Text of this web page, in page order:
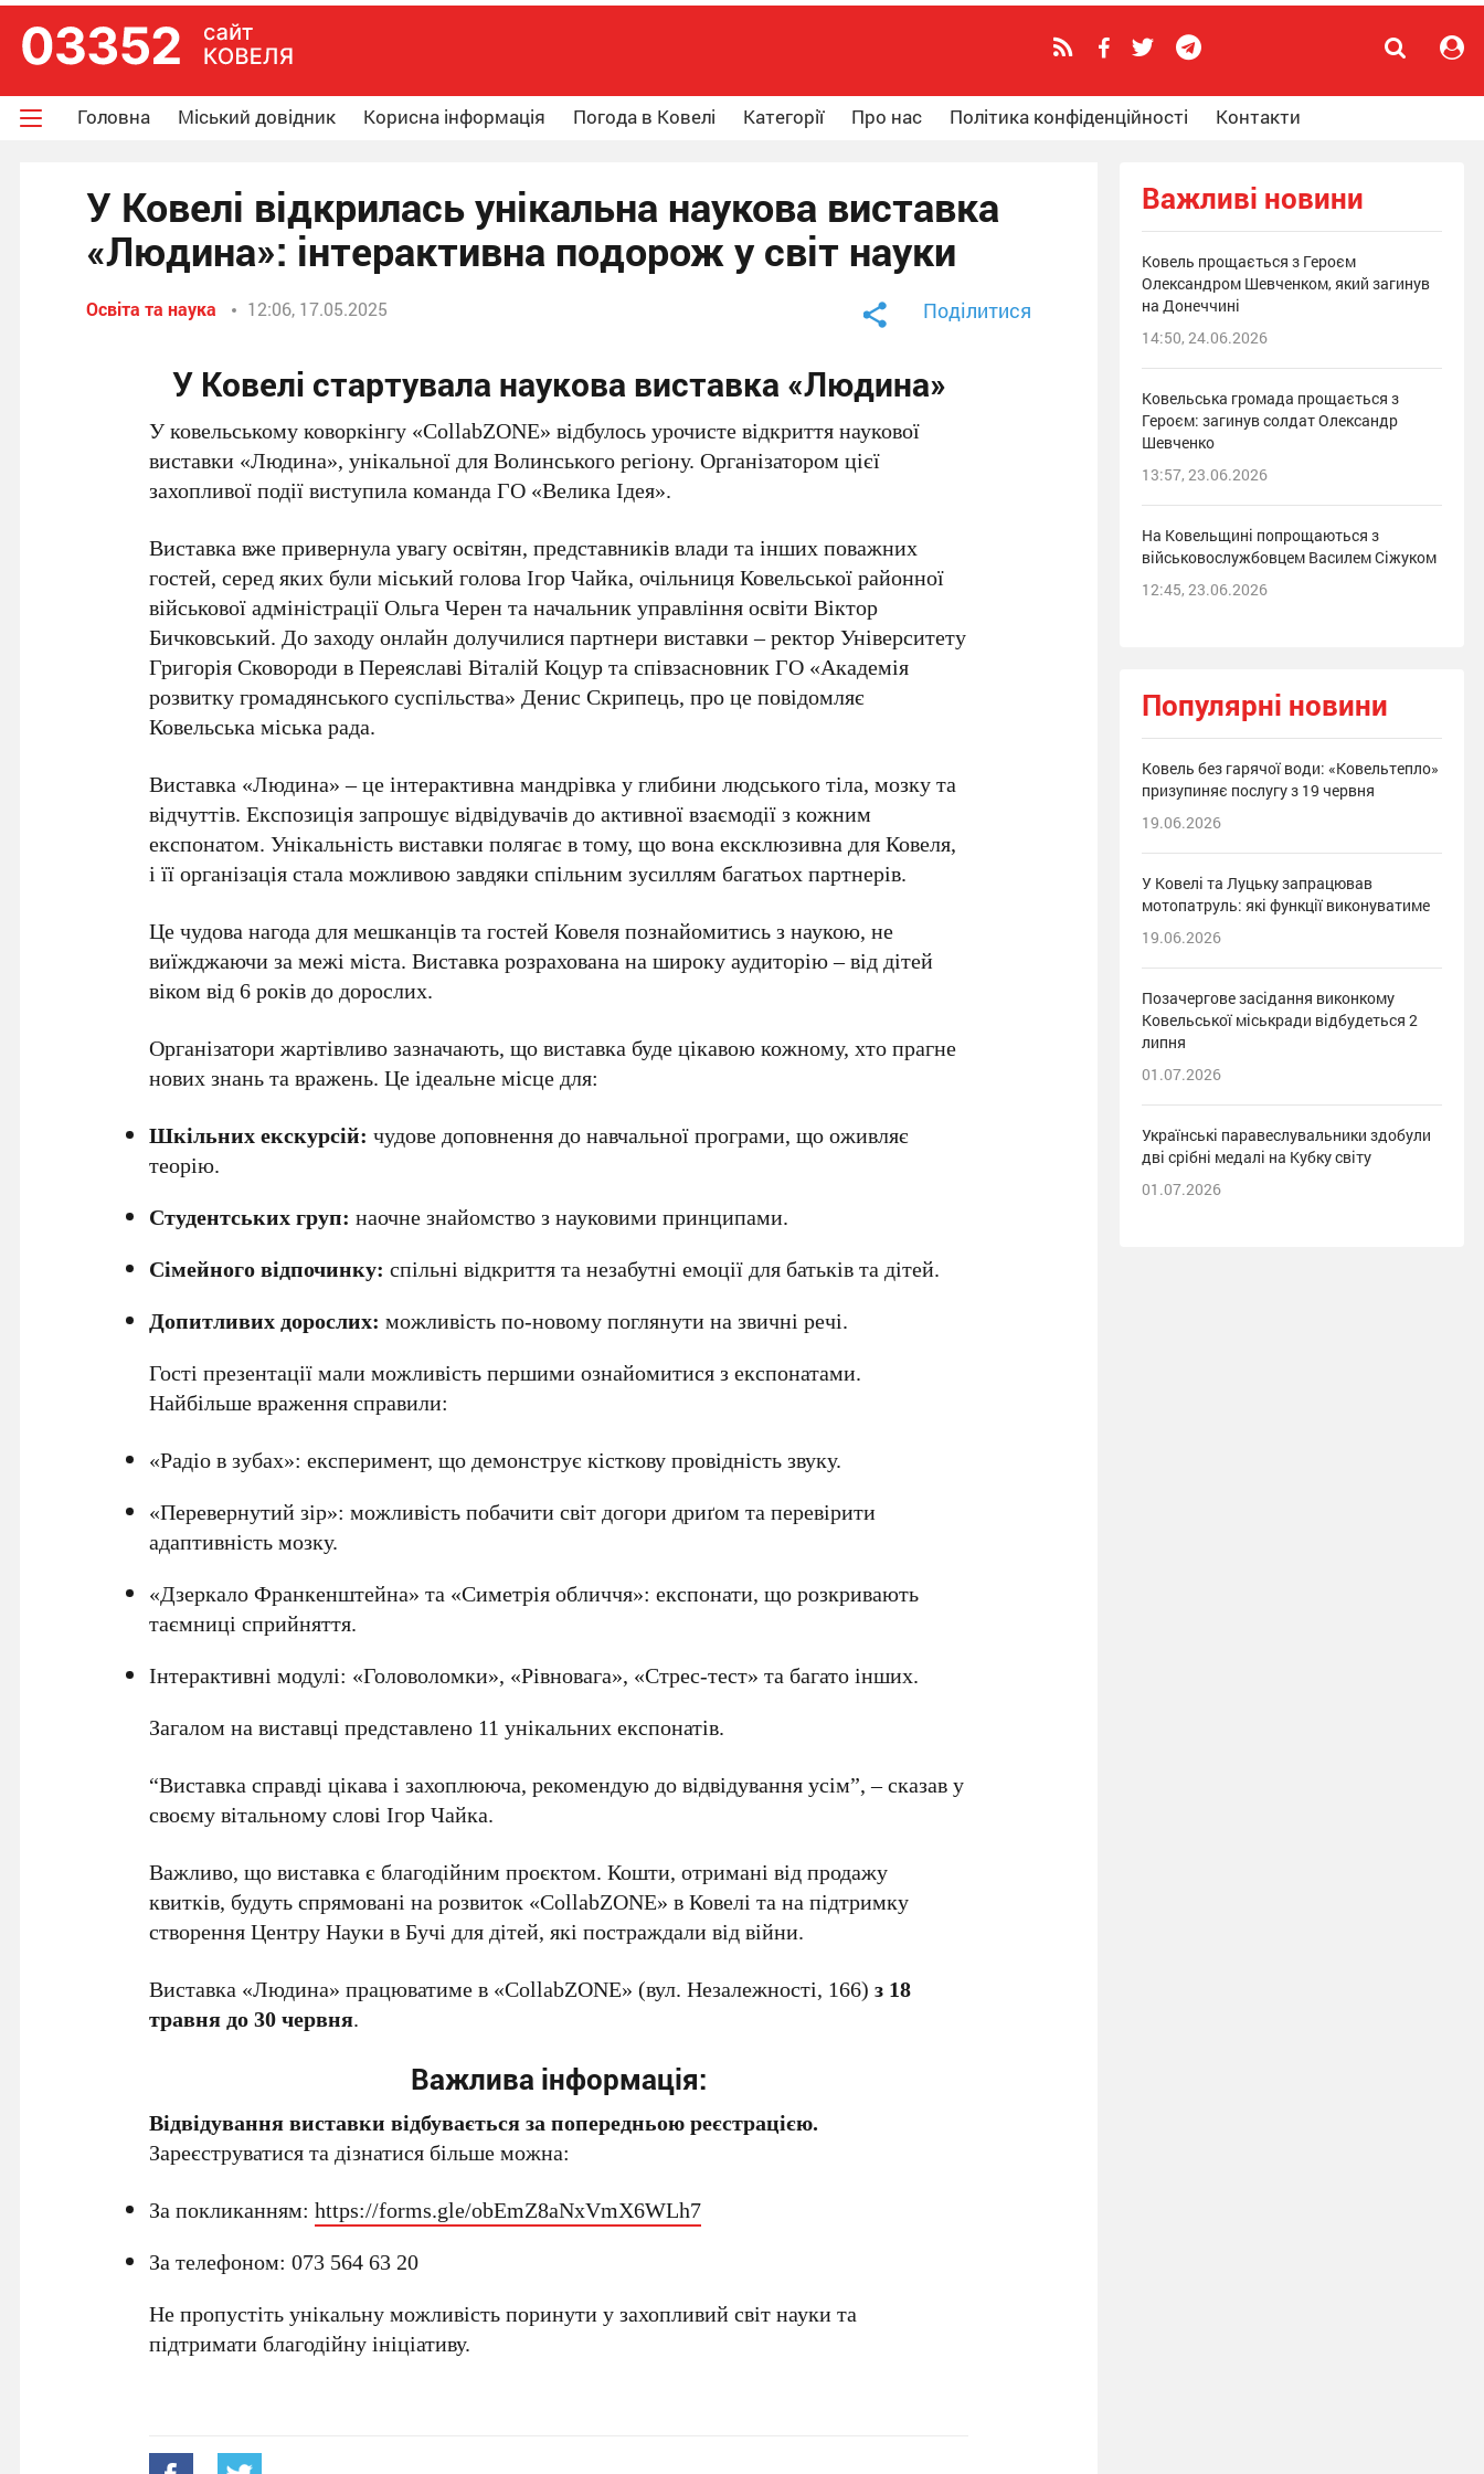
Головна Міський довідник Корисна інформація Погода в Ковелі Категорії Про нас Політика конфіденційності Контакти
У Ковелі відкрилась унікальна наукова виставка
«Людина»: інтерактивна подорож у світ науки
Освіта та наука 12:06, 17.05.2025 Поділитися
У Ковелі стартувала наукова виставка «Людина»
У ковельському коворкінгу «CollabZONE» відбулось урочисте відкриття наукової
виставки «Людина», унікальної для Волинського регіону. Організатором цієї
захопливої події виступила команда ГО «Велика Ідея».
Виставка вже привернула увагу освітян, представників влади та інших поважних
гостей, серед яких були міський голова Ігор Чайка, очільниця Ковельської районної
військової адміністрації Ольга Черен та начальник управління освіти Віктор
Бичковський. До заходу онлайн долучилися партнери виставки – ректор Університету
Григорія Сковороди в Переяславі Віталій Коцур та співзасновник ГО «Академія
розвитку громадянського суспільства» Денис Скрипець, про це повідомляє
Ковельська міська рада.
Виставка «Людина» – це інтерактивна мандрівка у глибини людського тіла, мозку та
відчуттів. Експозиція запрошує відвідувачів до активної взаємодії з кожним
експонатом. Унікальність виставки полягає в тому, що вона ексклюзивна для Ковеля,
і її організація стала можливою завдяки спільним зусиллям багатьох партнерів.
Це чудова нагода для мешканців та гостей Ковеля познайомитись з наукою, не
виїжджаючи за межі міста. Виставка розрахована на широку аудиторію – від дітей
віком від 6 років до дорослих.
Організатори жартівливо зазначають, що виставка буде цікавою кожному, хто прагне
нових знань та вражень. Це ідеальне місце для:
Шкільних екскурсій: чудове доповнення до навчальної програми, що оживляє
теорію.
Студентських груп: наочне знайомство з науковими принципами.
Сімейного відпочинку: спільні відкриття та незабутні емоції для батьків та дітей.
Допитливих дорослих: можливість по-новому поглянути на звичні речі.
Гості презентації мали можливість першими ознайомитися з експонатами.
Найбільше враження справили:
«Радіо в зубах»: експеримент, що демонструє кісткову провідність звуку.
«Перевернутий зір»: можливість побачити світ догори дриґом та перевірити
адаптивність мозку.
«Дзеркало Франкенштейна» та «Симетрія обличчя»: експонати, що розкривають
таємниці сприйняття.
Інтерактивні модулі: «Головоломки», «Рівновага», «Стрес-тест» та багато інших.
Загалом на виставці представлено 11 унікальних експонатів.
“Виставка справді цікава і захоплююча, рекомендую до відвідування усім”, – сказав у
своєму вітальному слові Ігор Чайка.
Важливо, що виставка є благодійним проєктом. Кошти, отримані від продажу
квитків, будуть спрямовані на розвиток «CollabZONE» в Ковелі та на підтримку
створення Центру Науки в Бучі для дітей, які постраждали від війни.
Виставка «Людина» працюватиме в «CollabZONE» (вул. Незалежності, 166)з 18
травня до 30 червня.
Важлива інформація:
Відвідування виставки відбувається за попередньою реєстрацією.
Зареєструватися та дізнатися більше можна:
За покликанням:https://forms.gle/obEmZ8aNxVmX6WLh7
За телефоном: 073 564 63 20
Не пропустіть унікальну можливість поринути у захопливий світ науки та
підтримати благодійну ініціативу.
Важливі новини
Ковель прощається з Героєм
Олександром Шевченком, який загинув
на Донеччині
14:50, 24.06.2026
Ковельська громада прощається з
Героєм: загинув солдат Олександр
Шевченко
13:57, 23.06.2026
На Ковельщині попрощаються з
військовослужбовцем Василем Сіжуком
12:45, 23.06.2026
Популярні новини
Ковель без гарячої води: «Ковельтепло»
призупиняє послугу з 19 червня
19.06.2026
У Ковелі та Луцьку запрацював
мотопатруль: які функції виконуватиме
19.06.2026
Позачергове засідання виконкому
Ковельської міськради відбудеться 2
липня
01.07.2026
Українські паравеслувальники здобули
дві срібні медалі на Кубку світу
01.07.2026